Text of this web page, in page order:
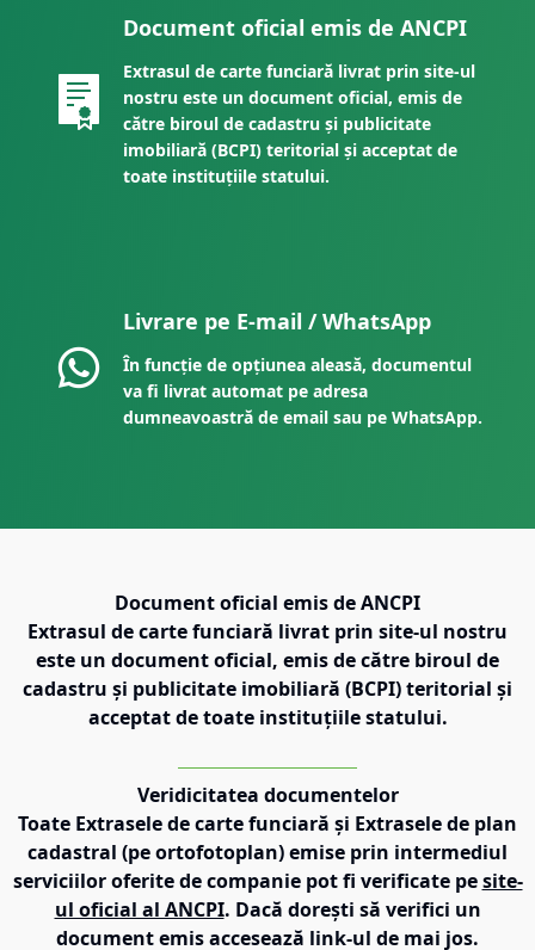
Document oficial emis de ANCPI
Extrasul de carte funciară livrat prin site-ul
nostru este un document oficial, emis de
către biroul de cadastru și publicitate
imobiliară (BCPI) teritorial și acceptat de
toate instituțiile statului.
Livrare pe E-mail / WhatsApp
În funcție de opțiunea aleasă, documentul
va fi livrat automat pe adresa
dumneavoastră de email sau pe WhatsApp.
Document oficial emis de ANCPI
Extrasul de carte funciară livrat prin site-ul nostru
este un document oficial, emis de către biroul de
cadastru și publicitate imobiliară (BCPI) teritorial și
acceptat de toate instituțiile statului.
Veridicitatea documentelor
Toate Extrasele de carte funciară și Extrasele de plan
cadastral (pe ortofotoplan) emise prin intermediul
serviciilor oferite de companie pot fi verificate pe site-
ul oficial al ANCPI. Dacă dorești să verifici un
document emis accesează link-ul de mai jos.